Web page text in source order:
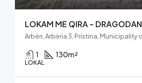
LOKAM ME QIRA – DRAGODAN
1 130m²
LOKAL